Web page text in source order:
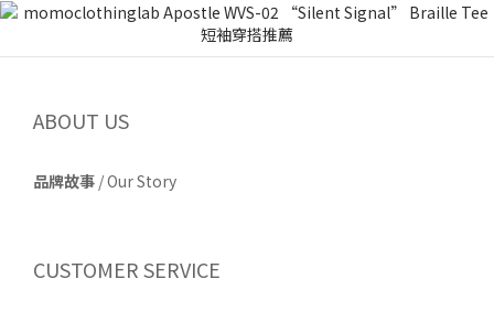
ABOUT US
品牌故事 /Our Story
CUSTOMER SERVICE